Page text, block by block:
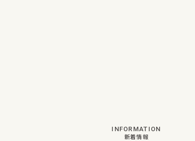
INFORMATION
新着情報